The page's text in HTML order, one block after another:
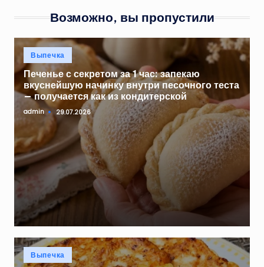
Возможно, вы пропустили
Опубликовано
в Выпечка
Печенье с секретом за 1 час: запекаю
вкуснейшую начинку внутри песочного теста
— получается как из кондитерской
Запись
от
admin 29.07.2026
Опубликовано
в Выпечка